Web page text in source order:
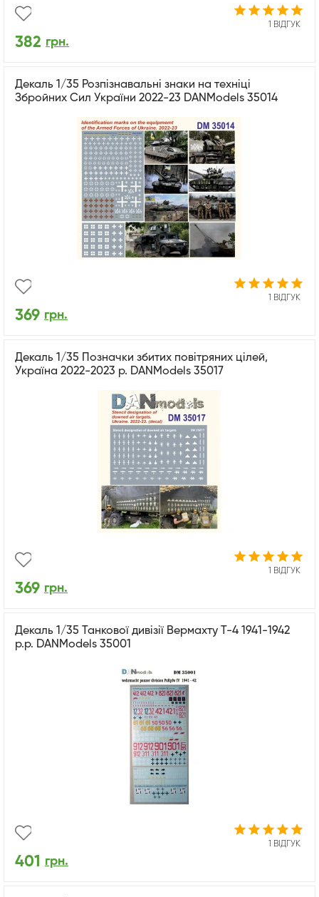
1 ВІДГУК
382 грн.
Декаль 1/35 Розпізнавальні знаки на техніці
Збройних Сил України 2022-23 DANModels 35014
1 ВІДГУК
369 грн.
Декаль 1/35 Позначки збитих повітряних цілей,
Україна 2022-2023 р. DANModels 35017
1 ВІДГУК
369 грн.
Декаль 1/35 Танкової дивізії Вермахту Т-4 1941-1942
р.р. DANModels 35001
1 ВІДГУК
401 грн.